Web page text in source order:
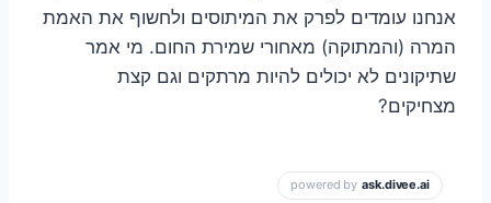
אנחנו עומדים לפרק את המיתוסים ולחשוף את האמת
המרה (והמתוקה) מאחורי שמירת החום. מי אמר
שתיקונים לא יכולים להיות מרתקים וגם קצת
מצחיקים?